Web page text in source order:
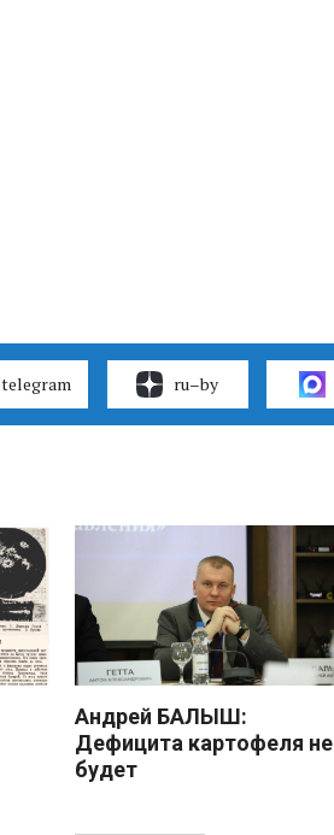
telegram ru–by
Андрей БАЛЫШ:
Дефицита картофеля не
будет